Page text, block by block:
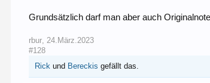
Grundsätzlich darf man aber auch
rbur, 24.März.2023
#128
Rick und Bereckis gefällt das.